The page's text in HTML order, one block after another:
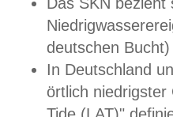
Das SKN
deutschen
In Deutschland
örtlich